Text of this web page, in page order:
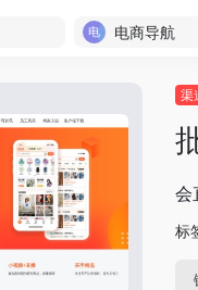
电商导航
渠
会
标